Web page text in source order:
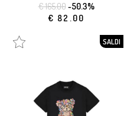
€ 165.00-50.3%
€ 82.00
SALDI